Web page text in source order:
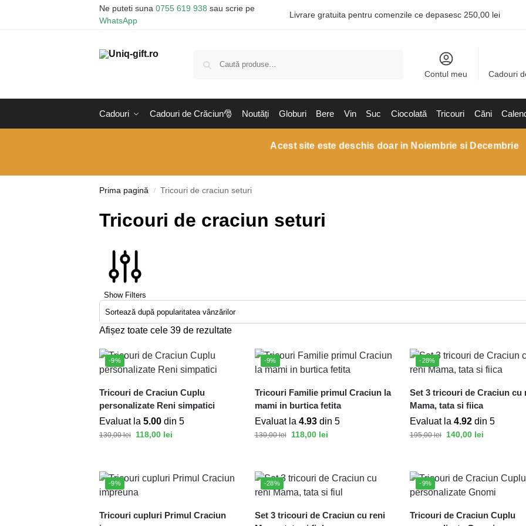
Ne puteti suna 0755 619 938 sau scrie pe
WhatsApp
Livrare gratuita pentru comenzile ce depasesc 250,00 lei
Contul meu Cadouri
Cadouri Cadouri de Crăciun🎅 Noutăți Globuri Bere Vin Suc Ciocolată Tricouri Căni
Acest site este deschis doar in Noiembrie si Decembrie
Prima pagină / Tricouri de craciun seturi
Tricouri de craciun seturi
Show Filters
Afișez toate cele 39 de rezultate
-9%
Tricouri de Craciun Cuplu
personalizate Reni simpatici
Evaluat la 5.00 din 5
130,00lei 118,00 lei
-9%
Tricouri Familie primul Craciun la
mami in burtica fetita
Evaluat la 4.93din 5
130,00lei 118,00 lei
-28%
Set 3 tricouri de Craciun cu
Mama, tata si fiica
Evaluat la4.92 din 5
195,00lei 140,00 lei
-9%
Tricouri cupluri Primul Craciun
-28%
Set 3 tricouri de Craciun cu reni
-9%
Tricouri de Craciun Cuplu